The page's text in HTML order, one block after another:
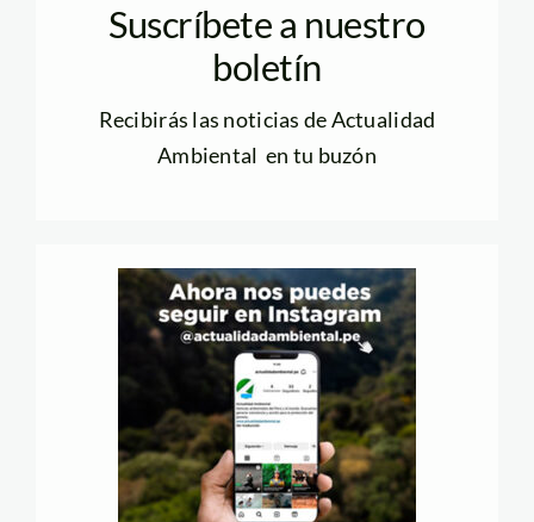
Suscríbete a nuestro
boletín
Recibirás las noticias de Actualidad
Ambiental en tu buzón